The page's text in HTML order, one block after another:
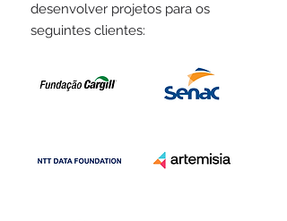
desenvolver projetos para os
seguintes clientes: